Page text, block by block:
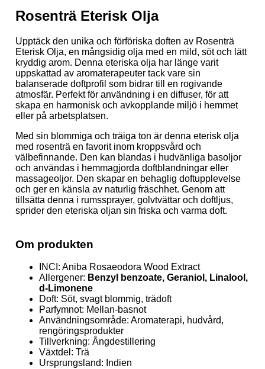
Rosenträ Eterisk Olja
Upptäck den unika och förföriska doften av Rosenträ
Eterisk Olja, en mångsidig olja med en mild, söt och lätt
kryddig arom. Denna eteriska olja har länge varit
uppskattad av aromaterapeuter tack vare sin
balanserade doftprofil som bidrar till en rogivande
atmosfär. Perfekt för användning i en diffuser, för att
skapa en harmonisk och avkopplande miljö i hemmet
eller på arbetsplatsen.
Med sin blommiga och träiga ton är denna eterisk olja
med rosenträ en favorit inom kroppsvård och
välbefinnande. Den kan blandas i hudvänliga basoljor
och användas i hemmagjorda doftblandningar eller
massageoljor. Den skapar en behaglig doftupplevelse
och ger en känsla av naturlig fräschhet. Genom att
tillsätta denna i rumssprayer, golvtvättar och doftljus,
sprider den eteriska oljan sin friska och varma doft.
Om produkten
INCI: Aniba Rosaeodora Wood Extract
Allergener: Benzyl benzoate, Geraniol, Linalool,
d-Limonene
Doft: Söt, svagt blommig, trädoft
Parfymnot: Mellan-basnot
Användningsområde: Aromaterapi, hudvård,
rengöringsprodukter
Tillverkning: Ångdestillering
Växtdel: Trä
Ursprungsland: Indien